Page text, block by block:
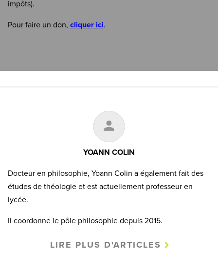
impôts).
Pour faire un don, cliquer ici.
YOANN COLIN
Docteur en philosophie, Yoann Colin a également fait des
études de théologie et est actuellement professeur en
lycée.
Il coordonne le pôle philosophie depuis 2015.
LIRE PLUS D'ARTICLES